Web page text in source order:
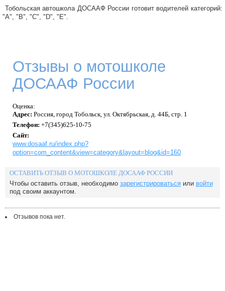
Тобольская автошкола ДОСААФ России готовит водителей категорий:
"А", "В", "С", "D", "Е".
Отзывы о мотошколе
ДОСААФ России
Оценка:
Адрес: Россия, город Тобольск, ул. Октябрьская, д. 44Б, стр. 1
Телефон: +7(345)625-10-75
Сайт:
www.dosaaf.ru/index.php?
option=com_content&view=category&layout=blog&id=160
ОСТАВИТЬ ОТЗЫВ О МОТОШКОЛЕ ДОСААФ РОССИИ
Чтобы оставить отзыв, необходимо зарегистрироватьсяили войти
под своим аккаунтом.
Отзывов пока нет.